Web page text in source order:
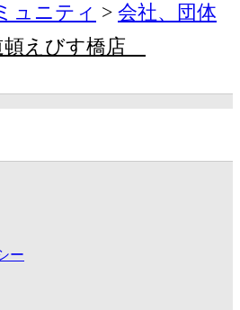
ュニティ
会社、団体
えびす橋店
ー